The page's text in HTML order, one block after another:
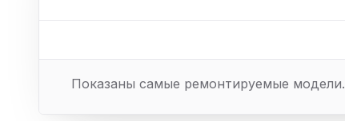
Показаны самые ремонтируемые модели.